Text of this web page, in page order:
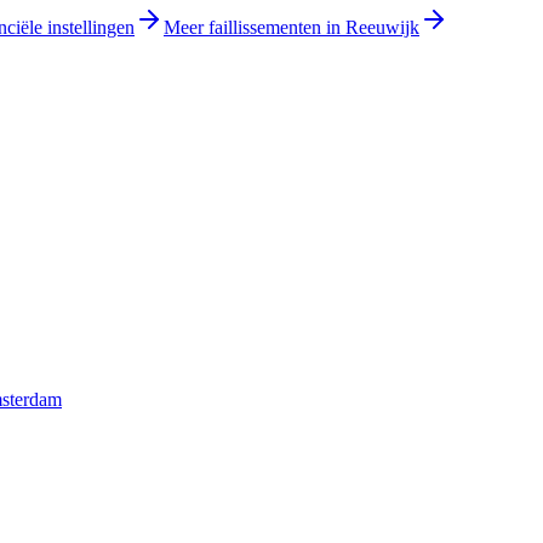
instellingen Meer faillissementen in Reeuwijk